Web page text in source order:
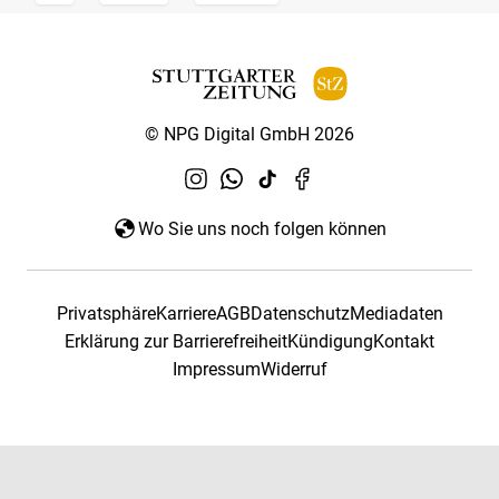
© NPG Digital GmbH 2026
Wo Sie uns noch folgen können
PrivatsphäreKarriereAGBDatenschutzMediadaten
Erklärung zur BarrierefreiheitKündigungKontakt
ImpressumWiderruf